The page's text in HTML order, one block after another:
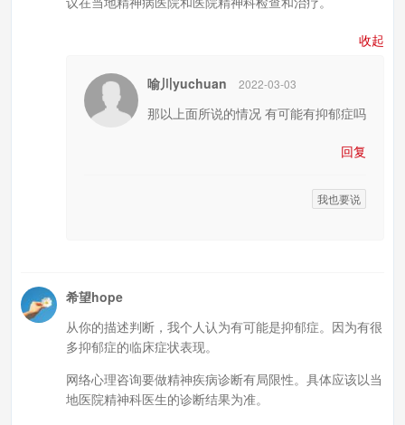
收起
喻川yuchuan 2022-03-03
那以上面所说的情况 有可能有抑郁症吗
回复
我也要说
希望hope
从你的描述判断，我个人认为有可能是抑郁症。因为有很
多抑郁症的临床症状表现。
网络心理咨询要做精神疾病诊断有局限性。具体应该以当
地医院精神科医生的诊断结果为准。